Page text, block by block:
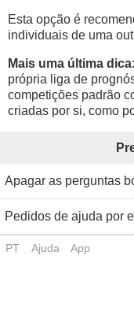
Esta opção é
individuais de uma
Mais uma última dica:
própria liga de
competições padrão
criadas por si, como
Apagar as perguntas
Pedidos de ajuda por
PT Ajuda App